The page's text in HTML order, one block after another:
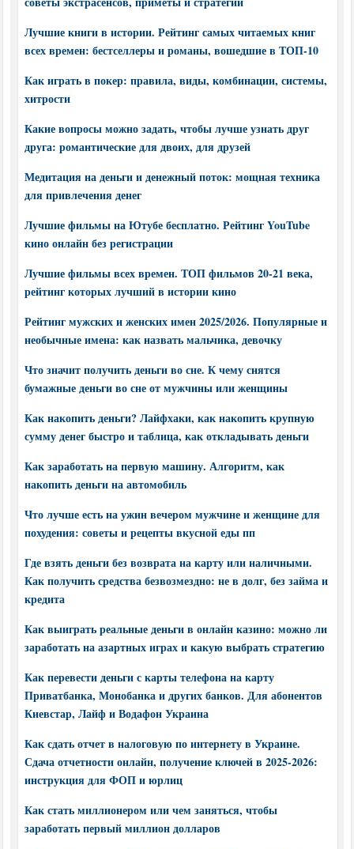
Лучшие книги в истории. Рейтинг самых читаемых книг
всех времен: бестселлеры и романы, вошедшие в ТОП-10
Как играть в покер: правила, виды, комбинации, системы,
хитрости
Какие вопросы можно задать, чтобы лучше узнать друг
друга: романтические для двоих, для друзей
Медитация на деньги и денежный поток: мощная техника
для привлечения денег
Лучшие фильмы на Ютубе бесплатно. Рейтинг YouTube
кино онлайн без регистрации
Лучшие фильмы всех времен. ТОП фильмов 20-21 века,
рейтинг которых лучший в истории кино
Рейтинг мужских и женских имен 2025/2026. Популярные и
необычные имена: как назвать мальчика, девочку
Что значит получить деньги во сне. К чему снятся
бумажные деньги во сне от мужчины или женщины
Как накопить деньги? Лайфхаки, как накопить крупную
сумму денег быстро и таблица, как откладывать деньги
Как заработать на первую машину. Алгоритм, как
накопить деньги на автомобиль
Что лучше есть на ужин вечером мужчине и женщине для
похудения: советы и рецепты вкусной еды пп
Где взять деньги без возврата на карту или наличными.
Как получить средства безвозмездно: не в долг, без займа и
кредита
Как выиграть реальные деньги в онлайн казино: можно ли
заработать на азартных играх и какую выбрать стратегию
Как перевести деньги с карты телефона на карту
Приватбанка, Монобанка и других банков. Для абонентов
Киевстар, Лайф и Водафон Украина
Как сдать отчет в налоговую по интернету в Украине.
Сдача отчетности онлайн, получение ключей в 2025-2026:
инструкция для ФОП и юрлиц
Как стать миллионером или чем заняться, чтобы
заработать первый миллион долларов